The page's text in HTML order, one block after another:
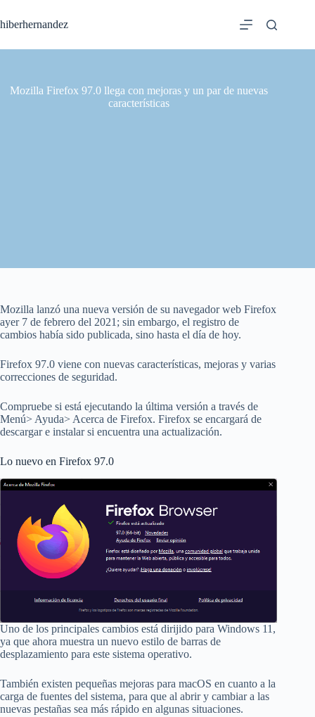
al
contenido
hiberhernandez
Mozilla Firefox 97.0 llega con mejoras y un par de nuevas
características
Mozilla lanzó una nueva versión de su navegador web Firefox
ayer 7 de febrero del 2021; sin embargo, el registro de
cambios había sido publicada, sino hasta el día de hoy.
Firefox 97.0 viene con nuevas características, mejoras y varias
correcciones de seguridad.
Compruebe si está ejecutando la última versión a través de
Menú> Ayuda> Acerca de Firefox. Firefox se encargará de
descargar e instalar si encuentra una actualización.
Lo nuevo en Firefox 97.0
Uno de los principales cambios está dirijido para Windows 11,
ya que ahora muestra un nuevo estilo de barras de
desplazamiento para este sistema operativo.
También existen pequeñas mejoras para macOS en cuanto a la
carga de fuentes del sistema, para que al abrir y cambiar a las
nuevas pestañas sea más rápido en algunas situaciones.